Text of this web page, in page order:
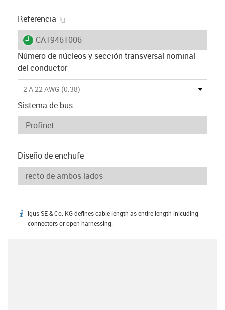
Referencia
igus-icon-lieferzeit
CAT9461006
Número de núcleos y sección transversal nominal
del conductor
2 A 22 AWG (0.38)
Sistema de bus
Diseño de enchufe
igus-icon-info
igus SE & Co. KG defines cable length as entire length inlcuding
connectors or open harnessing.